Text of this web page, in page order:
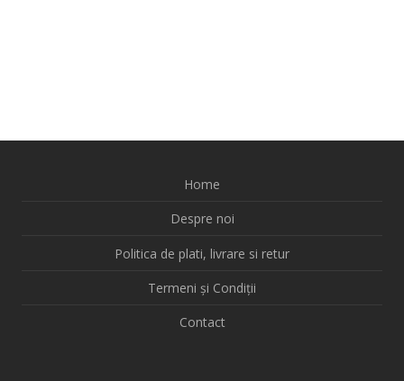
Home
Despre noi
Politica de plati, livrare si retur
Termeni și Condiții
Contact